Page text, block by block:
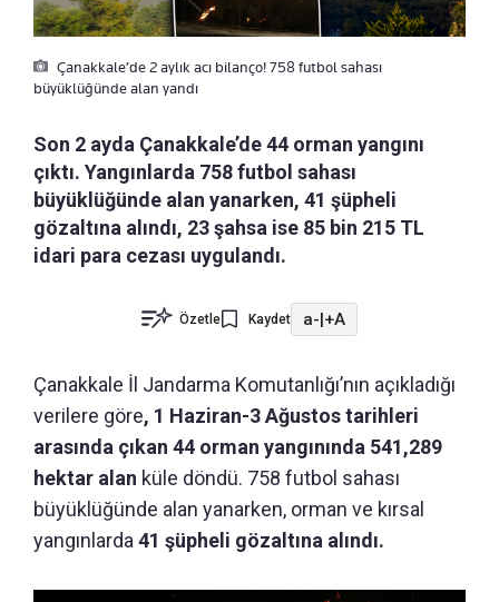
Çanakkale’de 2 aylık acı bilanço! 758 futbol sahası
büyüklüğünde alan yandı
Son 2 ayda Çanakkale’de 44 orman yangını
çıktı. Yangınlarda 758 futbol sahası
büyüklüğünde alan yanarken, 41 şüpheli
gözaltına alındı, 23 şahsa ise 85 bin 215 TL
idari para cezası uygulandı.
Özetle Kaydet a-|+A
Çanakkale İl Jandarma Komutanlığı’nın açıkladığı
verilere göre, 1 Haziran-3 Ağustos tarihleri
arasında çıkan 44 orman yangınında 541,289
hektar alan küle döndü. 758 futbol sahası
büyüklüğünde alan yanarken, orman ve kırsal
yangınlarda 41 şüpheli gözaltına alındı.